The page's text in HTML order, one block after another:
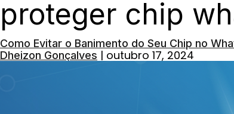
proteger chip
Como Evitar o Banimento do Seu Chip no
Dheizon Gonçalves | outubro 17, 2024